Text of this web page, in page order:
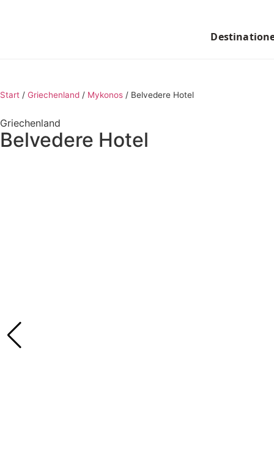
Start / Griechenland / Mykonos / Belvedere Hotel
Griechenland
Belvedere Hotel